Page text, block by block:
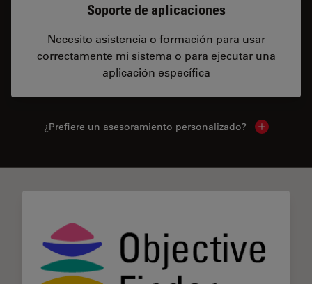
Soporte de aplicaciones
Necesito asistencia o formación para usar
correctamente mi sistema o para ejecutar una
aplicación específica
¿Prefiere un asesoramiento personalizado? Show local